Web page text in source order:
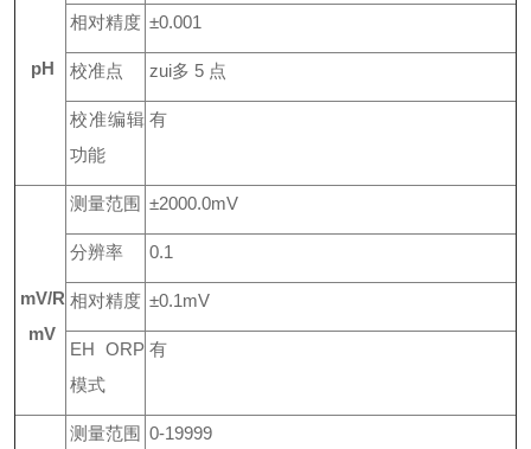
pH
相对精度 ±0.001
校准点 zui多 5 点
校准编辑
功能
有
mV/R
mV
测量范围 ±2000.0mV
分辨率 0.1
相对精度 ±0.1mV
EH ORP
模式
有
测量范围 0-19999